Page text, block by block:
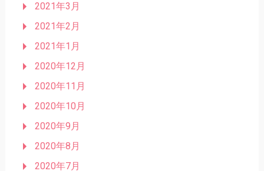
2021年3月
2021年2月
2021年1月
2020年12月
2020年11月
2020年10月
2020年9月
2020年8月
2020年7月